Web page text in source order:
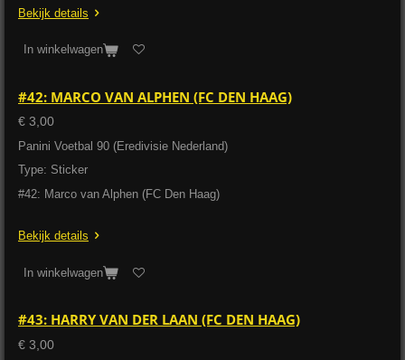
Bekijk details
In winkelwagen
#42: MARCO VAN ALPHEN (FC DEN HAAG)
€ 3,00
Panini Voetbal 90 (Eredivisie Nederland)
Type: Sticker
#42: Marco van Alphen (FC Den Haag)
Bekijk details
In winkelwagen
#43: HARRY VAN DER LAAN (FC DEN HAAG)
€ 3,00